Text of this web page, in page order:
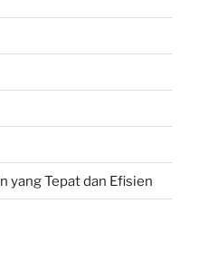
yang Tepat dan Efisien